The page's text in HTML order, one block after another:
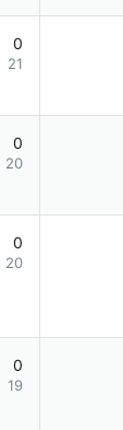
0
21
0
20
0
20
0
19